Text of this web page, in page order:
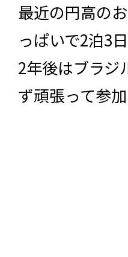
最近の円高の
っぱいで2泊3
2年後はブラジ
ず頑張って参